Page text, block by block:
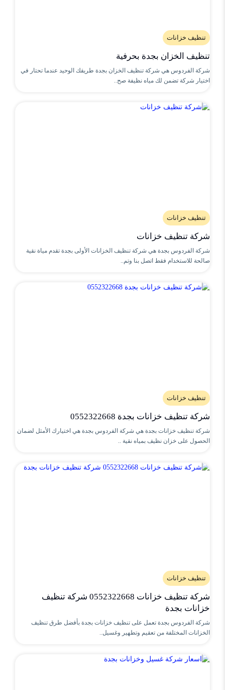
تنظيف خزانات
تنظيف الخزان بجدة بحرفية
شركة الفردوس هي شركة تنظيف الخزان بجدة طريقك الوحيد عندما تحتار في
اختيار شركة تضمن لك مياه نظيفة صح..
تنظيف خزانات
شركة تنظيف خزانات
شركة الفردوس بجدة هي شركة تنظيف الخزانات الأولى بجدة تقدم مياة نقية
صالحة للاستخدام فقط اتصل بنا وتم..
تنظيف خزانات
شركة تنظيف خزانات بجدة 0552322668
شركة تنظيف خزانات بجدة هي شركة الفردوس بجدة هي اختيارك الأمثل لضمان
الحصول على خزان نظيف بمياه نقية ..
تنظيف خزانات
شركة تنظيف خزانات 0552322668 شركة تنظيف
خزانات بجدة
شركة الفردوس بجدة تعمل على تنظيف خزانات بجدة بأفضل طرق تنظيف
الخزانات المختلفة من تعقيم وتطهير وغسيل..